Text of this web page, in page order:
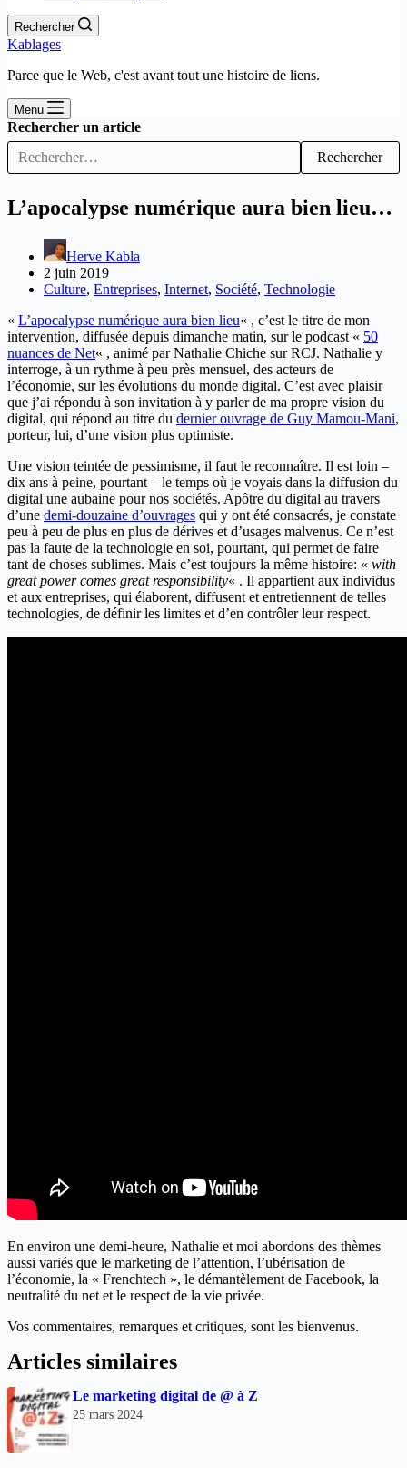
Rechercher
Kablages
Parce que le Web, c'est avant tout une histoire de liens.
Menu
Rechercher un article
Rechercher
L’apocalypse numérique aura bien lieu…
Herve Kabla
2 juin 2019
Culture, Entreprises, Internet, Société, Technologie
« L’apocalypse numérique aura bien lieu« , c’est le titre de mon
intervention, diffusée depuis dimanche matin, sur le podcast « 50
nuances de Net« , animé par Nathalie Chiche sur RCJ. Nathalie y
interroge, à un rythme à peu près mensuel, des acteurs de
l’économie, sur les évolutions du monde digital. C’est avec plaisir
que j’ai répondu à son invitation à y parler de ma propre vision du
digital, qui répond au titre du dernier ouvrage de Guy Mamou-Mani,
porteur, lui, d’une vision plus optimiste.
Une vision teintée de pessimisme, il faut le reconnaître. Il est loin –
dix ans à peine, pourtant – le temps où je voyais dans la diffusion du
digital une aubaine pour nos sociétés. Apôtre du digital au travers
d’une demi-douzaine d’ouvrages qui y ont été consacrés, je constate
peu à peu de plus en plus de dérives et d’usages malvenus. Ce n’est
pas la faute de la technologie en soi, pourtant, qui permet de faire
tant de choses sublimes. Mais c’est toujours la même histoire: « with
great power comes great responsibility« . Il appartient aux individus
et aux entreprises, qui élaborent, diffusent et entretiennent de telles
technologies, de définir les limites et d’en contrôler leur respect.
En environ une demi-heure, Nathalie et moi abordons des thèmes
aussi variés que le marketing de l’attention, l’ubérisation de
l’économie, la « Frenchtech », le démantèlement de Facebook, la
neutralité du net et le respect de la vie privée.
Vos commentaires, remarques et critiques, sont les bienvenus.
Articles similaires
Le marketing digital de @ à Z
25 mars 2024